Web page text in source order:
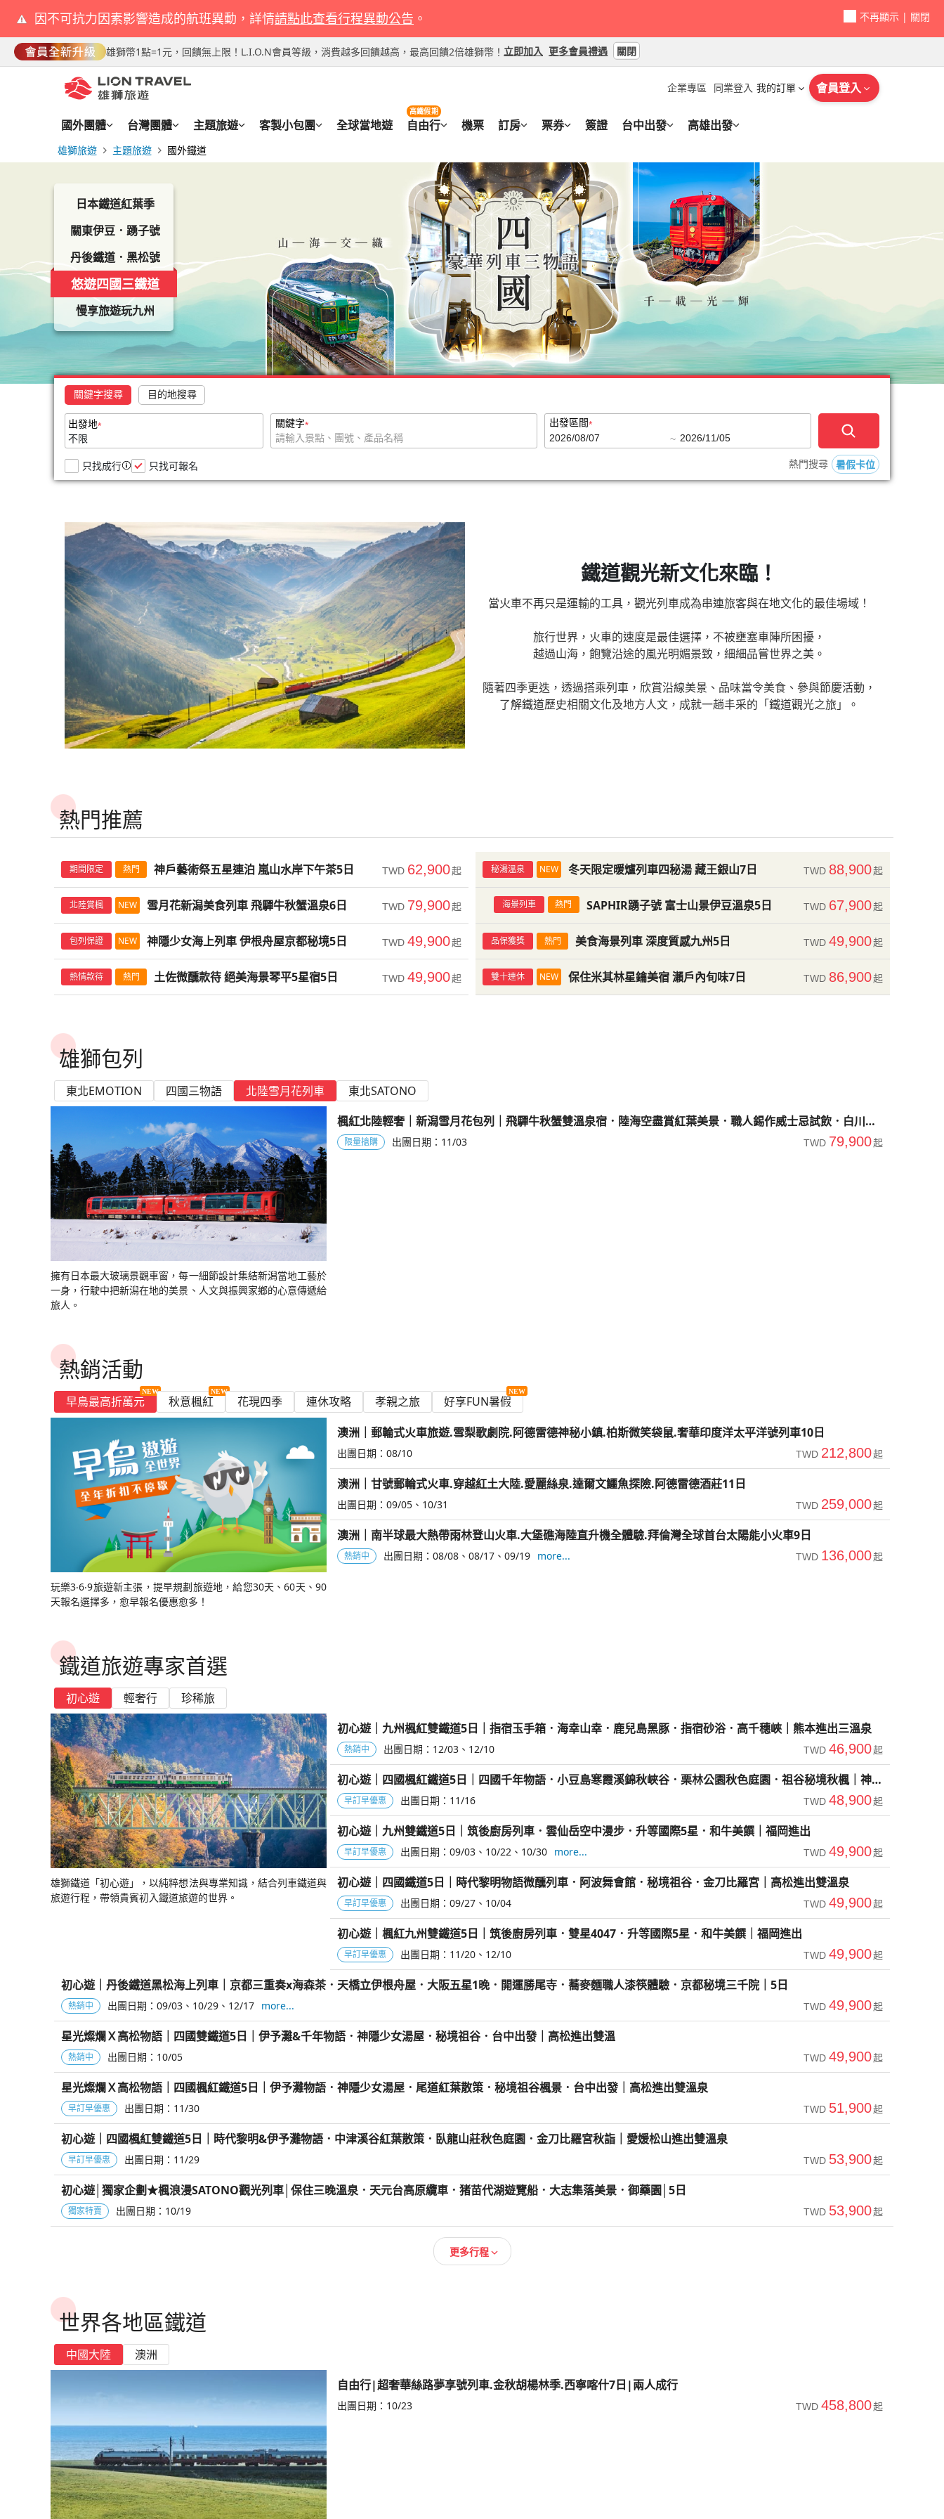
因不可抗力因素影響造成的航班異動，詳情請點此查看行程異動公告 。 不再顯示 | 關閉
雄獅幣1點=1元，回饋無上限！L.I.O.N會員等級，消費越多回饋越高，最高回饋2倍雄獅幣！ 立即加入 更多會員禮遇 關閉
企業專區 同業登入 我的訂單 會員登入
國外團體 台灣團體 主題旅遊 客製小包團 全球當地遊 自由行
高鐵假期
機票 訂房 票券 簽證 台中出發 高雄出發
雄獅旅遊 主題旅遊 國外鐵道
日本鐵道紅葉季
關東伊豆．踴子號
丹後鐵道．黑松號
悠遊四國三鐵道
慢享旅遊玩九州
鐵道觀光新文化來臨！
當火車不再只是運輸的工具，觀光列車成為串連旅客與在地文化的最佳場域！
旅行世界，火車的速度是最佳選擇，不被壅塞車陣所困擾，
越過山海，飽覽沿途的風光明媚景致，細細品嘗世界之美。
隨著四季更迭，透過搭乘列車，欣賞沿線美景、品味當令美食、參與節慶活動，
了解鐵道歷史相關文化及地方人文，成就一趟丰采的「鐵道觀光之旅」。
熱門推薦
期間限定 熱門 神戶藝術祭五星連泊 嵐山水岸下午茶5日 TWD 62,900起 秘湯溫泉 NEW 冬天限定暖爐列車四秘湯 藏王銀山7日 TWD 88,900起
北陸賞楓 NEW 雪月花新潟美食列車 飛驒牛秋蟹溫泉6日 TWD 79,900起 海景列車 熱門 SAPHIR踴子號 富士山景伊豆溫泉5日 TWD 67,900起
包列保證 NEW 神隱少女海上列車 伊根舟屋京都秘境5日 TWD 49,900起 品保獲獎 熱門 美食海景列車 深度質感九州5日 TWD 49,900起
熱情款待 熱門 土佐微醺款待 絕美海景琴平5星宿5日 TWD 49,900起 雙十連休 NEW 保住米其林星鑰美宿 瀨戶內旬味7日 TWD 86,900起
雄獅包列
東北EMOTION 四國三物語 北陸雪月花列車 東北SATONO
初心遊│東北春夏EMOTION餐廳列車企劃│米其林綠
本
TWD64,900
起
初心遊｜四國楓紅鐵道5日｜四國千年物語．小豆島寒霞溪
溫泉
TWD48,900
起
出團日期：
神隱少女湯屋．秘境祖谷．台中出發｜高松進出雙溫
10/05 TWD 49,900
星光燦爛Ｘ高松物語｜四國楓紅鐵道5日｜伊予灘物語．神
隱少女湯屋．尾道紅葉散策．秘境祖谷楓景．台中出發｜高
松進出雙溫泉
早訂早優惠 出團日期： 11/30 TWD51,900
起
初心遊｜四國楓紅雙鐵道5日｜時代黎明&伊予灘物語．中津
溪谷紅葉散策．臥龍山莊秋色庭園．金刀比羅宮秋詣｜愛媛
松山進出雙溫泉
早訂早優惠 出團日期：11/29 TWD 53,900
旅
｜
四
國
三
鐵
6
伊
灘
&
時
代
年
物
語．
NIPPONIA
古
棟．
雲
之
隈
研
吾
美
學
｜
高
松
進
溫
泉
獨家特賣 出團日期：09/26
TWD
78,900
起
珍
稀
旅
四
鐵
道
6
日
｜
予
&
時
代
黎
明
NIPPONIA
古
民
家
棟・
祖
谷
秘
境
楓
紅
｜
高
出
雙
溫
泉
出團日期：
77,900
起
行
四
國
三
鐵
道
時
代
黎
明
&
灘
&
千
年
語．
探
索
祖
谷
秘
境．
隈
研
計
旅
宿．
大
阪
5
星
｜
高
松
進
阪
出
四
溫
早訂早優惠 出團日期：09/27
TWD
83,900
起
珍
稀
旅
雙
鐵
道
7
日
｜
灘
&
千
年
物
語．
大
阪
米
其
林
星
鑰
宿．
女
屋．
黑
牛
美
饌
｜
大
阪
出
五
溫
泉
早訂早優惠 出團日期：10/04
TWD
86,900
起
稀
｜
四
國
雙
楓
紅
7
｜
伊
予
灘
&
時
代
黎
明
物
楓
染
中
津
溪
谷．
金
刀
比
羅
宮．
書
山
千
年
古
星
宿
｜
早訂早優惠 出團日期：11/14
TWD
88,900
起
程
擁有日本最大玻璃景觀車窗，每一細節設計集結新潟當地工藝於
一身，行駛中把新潟在地的美景、人文與振興家鄉的心意傳遞給
旅人。
楓紅北陸輕奢｜新潟雪月花包列｜飛驒牛秋蟹雙溫泉宿．陸海空盡賞紅葉美景．職人錫作威士忌試飲．白川鄉
合掌楓散策．雨晴海岸｜6日
限量搶購 出團日期： 11/03 TWD 79,900起
車窗還是踏出車門，隨之而來是「故鄉的」氣息美景，串起在地
人情、飲食、文化的溫暖邂逅。
初心遊│獨家企劃★楓浪漫SATONO觀光列車│保住
志集落美景．御藥園│5日
TWD53,900
起
城．三景松島│溫泉5日
出團日期：
會津若松．熊野大社．日光鬼怒川．猪苗代湖遊
船．溫泉三鐵道7日
出團日期：10/18 TWD89,900
起
熱銷活動
早鳥最高折萬元 秋意楓紅 花現四季 連休攻略 孝親之旅 好享FUN暑假
玩樂3‧6‧9旅遊新主張，提早規劃旅遊地，給您30天、60天、90
天報名選擇多，愈早報名優惠愈多！
澳洲｜郵輪式火車旅遊.雪梨歌劇院.阿德雷德神秘小鎮.柏斯微笑袋鼠.奢華印度洋太平洋號列車10日
出團日期： 08/10 TWD 212,800起
澳洲｜甘號郵輪式火車.穿越紅土大陸.愛麗絲泉.達爾文鱷魚探險.阿德雷德酒莊11日
出團日期： 09/05 10/31 TWD 259,000起
澳洲｜南半球最大熱帶雨林登山火車.大堡礁海陸直升機全體驗.拜倫灣全球首台太陽能小火車9日
熱銷中 出團日期： 08/08 08/17 09/19 more... TWD 136,000起
初心遊｜九州楓紅雙鐵道5日｜指宿玉手箱．海幸山幸．鹿
12/10 TWD46,900
起
出團日期：
升等國際5星．和牛美饌｜福岡進出
出團日期：11/20 12/10 TWD 49,900
星光燦爛Ｘ高松物語｜四國楓紅鐵道5日｜伊予灘物語．神
隱少女湯屋．尾道紅葉散策．秘境祖谷楓景．台中出發｜高
松進出雙溫泉
早訂早優惠 出團日期： 11/30 TWD51,900
起
初心遊｜四國楓紅雙鐵道5日｜時代黎明&伊予灘物語．中津
溪谷紅葉散策．臥龍山莊秋色庭園．金刀比羅宮秋詣｜愛媛
松山進出雙溫泉
早訂早優惠 出團日期：11/29 TWD 53,900
遊
│
獨
家
企
劃
楓
SATONO
光
列
車
│
溫
泉．
天
元
台
車．
猪
苗
湖
遊
覽
船．
大
志
集
落
美
藥
園
│5
日
獨家特賣 出團日期：10/19
TWD
53,900
起
初
心
遊
東
景
只
見
線
鐵
選
溫
泉
飯
店．
若
松
城．
豬
代
湖
遊
覽
船．
夢
幻
五
色
日
出團日期：
62,900
起
行
東
北
獨
家
★
見
SATONO
觀
光
列
日
本
五
星
宿．
東
北
伊
勢
熊
野
大
社．
會
津
若
松
城．
松
島
│
溫
泉
獨家特賣 出團日期：10/20
TWD
67,900
起
楓
紅
五
｜
志
摩
之
風
｜
犬
山
英
迪
格
萬
豪
宿・
名
花
燈
祭・
限
定
夜
四
季
女
小
屋
松
阪
牛・
勢
溫
泉
｜
早訂早優惠 出團日期：11/16 11/17 11/22 more...
TWD
67,900
起
奢
│
關
東
楓
鐵
道
│
武
SPCIAX
特
急．
米
其
林
三
星
高
山．
日
光
東
照
宮．
寺
湖
遊
船．
渡
良
溪
谷
小
火
泉
日
早訂早優惠 出團日期：10/30 11/13 11/20 more...
TWD
67,900
起
程
初心遊｜楓紅九州雙鐵道5日｜筑後廚房列車．雙星4047．升等國際5星．
早訂早優惠 出團日期：11/20 12/10 TWD49,900起
初心遊｜九州雙鐵道5日｜筑後廚房列車．雲仙岳空中漫步．升等國際5星．
49,900起
星光燦爛Ｘ高松物語｜四國楓紅鐵道5日｜伊予灘物語．神隱少女湯屋．尾
道紅葉散策．秘境祖谷楓景．台中出發｜高松進出雙溫泉
輕奢行│關東伊豆鐵道│豪華列車SAPHIR踴子號．三島天空步道．伊豆全景
公園．神秘堂島天窗洞｜溫泉5日
出團日期：09/08 TWD67,900起
珍稀旅｜四國楓紅雙鐵道6日｜伊予灘&時代黎明物語・NIPPONIA古民家
包棟・祖谷秘境楓紅｜高松進出雙溫泉
早訂早優惠 出團日期： 11/28 TWD77,900起
輕
奢
行
四
三
鐵
7
日
｜
時
代
黎
&
伊
灘
&
千
年
索
谷
秘
境．
隈
設
計
旅
大
阪
國
際
5
星
｜
高
松
進
出
四
泉
早訂早優惠 出團日期： 09/27
TWD
83,900
起
稀
旅
四
國
楓
紅
三
7
日
伊
予
灘
&
明
千
年
物
語．
民
家
包
升
等
國
際
5
星
｜
大
阪
進
雙
溫
泉
早訂早優惠 出團日期：11/14
TWD
88,900
起
珍
稀
旅
｜
雙
鐵
道
7
日
｜
伊
時
代
黎
明
物
楓
紅
溪
小
豆
島
頂
奢
海
景
宿．
隈
設
計
旅
宿．
大
阪
際
5
星
｜
高
松
進
阪
出
雙
溫
早訂早優惠 出團日期：11/29
TWD
92,900
起
心
遊
｜
九
州
楓
紅
5
日
｜
指
宿
幸
山
鹿
兒
島
黑
豚．
指
宿
砂
浴．
穗
峽
｜
熊
本
三
溫
泉
出團日期：12/03 12/10
TWD
46,900
起
初
心
楓
紅
鐵
道
5
千
年
語．
小
豆
島
寒
霞
溪
錦
秋
栗
林
公
園
秋
園．
祖
谷
秘
境
秋
楓
神
戶
進
溫
泉
出團日期：11/16
TWD
48,900
起
初心遊｜四國鐵道5日｜時代黎明物語微醺列車．阿波舞會館．秘境祖谷．
早訂早優惠 出團日期：09/27 10/04 TWD49,900起
初心遊｜九州雙鐵道5日｜筑後廚房列車．雲仙岳空中漫步．升等國際5星．
49,900起
星光燦爛Ｘ高松物語｜四國雙鐵道5日｜伊予灘&千年物語．神隱少女湯
屋．秘境祖谷．台中出發｜高松進出雙溫
初心遊│東北秋楓絕景只見線鐵道│百選溫泉飯店．會津若松城．豬苗代湖
遊覽船．夢幻五色沼│5日
出團日期：10/08 11/04 TWD62,900起
關西輕奢行｜奈良青丹吉｜神戶六甲與藝術相遇．嵐山水鏡下午茶．京都千
手觀音三十三間堂．世界遺產枯山水．大阪國際五星連泊｜5日
熱銷中 出團日期：09/06 09/08 09/13 more... TWD59,900起
🏆
國
際
旅
｜
輕
行
｜
關
西
近
鐵
鐵
道
JW
萬
豪．
最
神
社．
侘
寂
古
寺．
露
台．
海
小
屋．
和
牛
溫
泉
｜
6
日
熱銷中 出團日期： 10/25 10/29 more...
TWD
69,900
起
稀
旅
四
國
三
鐵
道
｜
伊
灘
&
時
代
千
物
語．
NIPPONIA
古
包
棟．
雲
上
隈
研
吾
美
學
｜
高
松
進
雙
溫
泉
獨家特賣 出團日期：09/26
TWD
78,900
起
輕
奢
行
｜
三
鐵
道
7
日
｜
時
&
伊
予
灘
&
語．
探
索
谷
秘
境．
隈
研
吾
設
計
旅
阪
國
際
5
星
｜
松
進
大
阪
出
四
溫
早訂早優惠 出團日期：09/27
TWD
83,900
起
稀
旅
｜
四
國
雙
鐵
｜
伊
予
灘
&
語．
大
阪
其
林
星
鑰
宿．
神
隱
少
女
黑
毛
和
牛
美
大
阪
進
出
五
溫
泉
早訂早優惠 出團日期：10/04
TWD
86,900
起
初心遊｜九州楓紅雙鐵道5日｜指宿玉手箱．海幸山幸．鹿兒島黑豚．指宿
熱銷中 出團日期：12/03 12/10 TWD46,900起
初心遊｜四國楓紅鐵道5日｜四國千年物語．小豆島寒霞溪錦秋峽谷．栗林
48,900起
初心遊｜九州雙鐵道5日｜筑後廚房列車．雲仙岳空中漫步．升等國際5星．
和牛美饌｜福岡進出
初心遊｜四國鐵道5日｜時代黎明物語微醺列車．阿波舞會館．秘境祖谷．
金刀比羅宮｜高松進出雙溫泉
出團日期：09/27 10/04 TWD49,900起
初心遊｜楓紅九州雙鐵道5日｜筑後廚房列車．雙星4047．升等國際5星．
和牛美饌｜福岡進出
早訂早優惠 出團日期： 12/10 TWD49,900起
星
光
燦
Ｘ
松
物
｜
四
國
雙
鐵
道
日
｜
予
灘
&
千
神
少
女
湯
屋．
祖
谷．
台
出
發
｜
高
松
進
出
雙
溫
熱銷中 出團日期： 10/05
TWD
49,900
起
光
燦
Ｘ
高
松
物
語
國
楓
鐵
道
5
日
灘
語．
神
隱
少
屋．
尾
道
葉
散
策．
秘
境
祖
谷
楓
景．
台
出
發
｜
高
松
進
雙
溫
泉
早訂早優惠 出團日期：11/30
TWD
51,900
起
初
心
遊
│
企
劃
★
楓
浪
漫
SATONO
車
│
保
住
三
天
元
台
原
纜
車．
猪
苗
代
湖
遊
覽
志
集
落
美
景．
御
園
│5
日
出團日期：10/19
TWD
53,900
起
心
遊
｜
四
國
楓
紅
5
日
｜
時
代
予
灘
語．
中
津
溪
谷
紅
葉
散
策．
山
莊
秋
色
庭
刀
比
羅
宮
秋
詣
｜
媛
松
山
進
雙
溫
泉
早訂早優惠 出團日期：11/29
TWD
53,900
起
初
心
在
地
列
車
企
號
觀
列
車．
十
二
湖
青
池．
由
利
鐵
道．
銀
山
溫
居
倉
庫．
溫
泉
雙
鐵
5
日
熱銷中 出團日期：09/18
TWD
59,900
起
初心遊｜四國鐵道5日｜時代黎明物語微醺列車．阿波舞會館．秘境祖谷．
早訂早優惠 出團日期：09/27 10/04 TWD49,900起
初心遊｜九州雙鐵道5日｜筑後廚房列車．雲仙岳空中漫步．升等國際5星．
49,900起
星光燦爛Ｘ高松物語｜四國雙鐵道5日｜伊予灘&千年物語．神隱少女湯
屋．秘境祖谷．台中出發｜高松進出雙溫
初心遊｜丹後鐵道黑松海上列車｜京都三重奏x海森茶．天橋立伊根舟屋．
大阪五星1晚．開運勝尾寺．蕎麥麵職人漆筷體驗．京都秘境三千院｜5日
出團日期：09/03 10/29 12/17 more... TWD49,900起
初心遊│東北在地列車企劃│白神號觀光列車．十二湖青池．由利高原鐵
道．銀山溫泉．山居倉庫．溫泉雙鐵道5日
熱銷中 出團日期：09/18 TWD59,900起
初
心
遊
東
春
夏
EMOTION
餐
廳
列
車
企
劃
米
其
綠
色
指
南
溪
流．
十
和
田
湖．
遺
產
中
寺．
日
本
早訂早優惠 出團日期： 09/12
TWD
64,900
起
西
輕
行
｜
奈
良
青
｜
神
六
甲
與
藝
遇．
嵐
水
鏡
下
午
都
千
手
音
三
十
三
間
堂．
世
界
遺
產
山
水．
大
阪
國
際
星
連
泊
｜
5
日
熱銷中 出團日期：09/06 09/08
TWD
59,900
起
🏆
國
際
金
｜
輕
奢
行
｜
關
西
鐵
道
｜
JW
萬
心
願
神
侘
寂
古
寺．
天
空
露
台．
海
屋．
和
牛
溫
泉
｜
日
早訂早優惠 出團日期：10/25
TWD
69,900
起
稀
旅
｜
四
國
三
鐵
｜
伊
予
灘
&
&
千
物
語．
NIPPONIA
古
民
家
包
棟．
雲
隈
研
吾
美
學
松
進
出
雙
溫
泉
早訂早優惠 出團日期：09/26
TWD
78,900
起
輕
奢
三
鐵
道
7
日
明
&
予
灘
&
千
年
物
語．
探
索
秘
境．
隈
研
吾
旅
宿．
大
阪
國
際
5
｜
高
松
阪
出
四
溫
泉
早訂早優惠 出團日期： 09/27
TWD
83,900
起
鐵道旅遊專家首選
初心遊 輕奢行 珍稀旅
雄獅鐵道「初心遊」，以純粹想法與專業知識，結合列車鐵道與
旅遊行程，帶領貴賓初入鐵道旅遊的世界。
初心遊｜九州楓紅雙鐵道5日｜指宿玉手箱．海幸山幸．鹿兒島黑豚．指宿砂浴．高千穗峽｜熊本進出三溫泉
熱銷中 出團日期： 12/03 12/10 TWD 46,900起
初心遊｜四國楓紅鐵道5日｜四國千年物語．小豆島寒霞溪錦秋峽谷．栗林公園秋色庭園．祖谷秘境秋楓｜神戶
進出雙溫泉
早訂早優惠 出團日期： 11/16 TWD 48,900起
初心遊｜九州雙鐵道5日｜筑後廚房列車．雲仙岳空中漫步．升等國際5星．和牛美饌｜福岡進出
早訂早優惠 出團日期： 09/03 10/22 10/30 more... TWD 49,900起
初心遊｜四國鐵道5日｜時代黎明物語微醺列車．阿波舞會館．秘境祖谷．金刀比羅宮｜高松進出雙溫泉
早訂早優惠 出團日期： 09/27 10/04 TWD 49,900起
初心遊｜楓紅九州雙鐵道5日｜筑後廚房列車．雙星4047．升等國際5星．和牛美饌｜福岡進出
早訂早優惠 出團日期： 11/20 12/10 TWD 49,900起
初心遊｜丹後鐵道黑松海上列車｜京都三重奏x海森茶．天橋立伊根舟屋．大阪五星1晚．開運勝尾寺．蕎麥麵職人漆筷體驗．京都秘境三千院｜5日
熱銷中 出團日期： 09/03 10/29 12/17 more... TWD 49,900起
星光燦爛Ｘ高松物語｜四國雙鐵道5日｜伊予灘&千年物語．神隱少女湯屋．秘境祖谷．台中出發｜高松進出雙溫
熱銷中 出團日期： 10/05 TWD 49,900起
星光燦爛Ｘ高松物語｜四國楓紅鐵道5日｜伊予灘物語．神隱少女湯屋．尾道紅葉散策．秘境祖谷楓景．台中出發｜高松進出雙溫泉
早訂早優惠 出團日期： 11/30 TWD 51,900起
初心遊｜四國楓紅雙鐵道5日｜時代黎明&伊予灘物語．中津溪谷紅葉散策．臥龍山莊秋色庭園．金刀比羅宮秋詣｜愛媛松山進出雙溫泉
早訂早優惠 出團日期： 11/29 TWD 53,900起
初心遊│獨家企劃★楓浪漫SATONO觀光列車│保住三晚溫泉．天元台高原纜車．猪苗代湖遊覽船．大志集落美景．御藥園│5日
獨家特賣 出團日期： 10/19 TWD 53,900起
更多行程
關西輕奢行｜奈良青丹吉｜神戶六甲與藝術相遇．嵐山水鏡下午茶．京
熱銷中 出團日期：09/06 09/08 09/13 more... TWD59,900起
輕奢行｜山陰山陽雙鐵道｜神話甜點海景列車｜三晚溫泉．神勝寺美學
65,900起
🏆國際金旅獎｜輕奢行｜關西近鐵雙鐵道｜JW萬豪．最強心願神社．侘
寂古寺．天空露台．海女小屋．和牛溫泉｜6日
輕奢行│關東伊豆鐵道│豪華列車SAPHIR踴子號．三島天空步道．伊豆
全景公園．神秘堂島天窗洞｜溫泉5日
出團日期：09/08 TWD67,900起
輕奢行│東北獨家★浪漫只見SATONO觀光列車│日本五星之宿．東北伊
勢熊野大社．福島會津若松城．三景松島│溫泉5日
獨家特賣 出團日期：10/20 TWD67,900起
楓
紅
五
輕
｜
志
之
風
｜
保
住
犬
英
迪
萬
豪
宿・
名
限
香
嵐
溪
夜
季
櫻・
海
小
屋
松
阪
牛・
伊
勢
溫
泉
｜
早訂早優惠 出團日期： 11/16 11/22 more...
TWD
67,900
起
奢
行
關
東
楓
紅
雙
│
東
SPCIAX
特
急．
米
星
尾
山．
日
光
宮．
中
禪
湖
遊
船．
渡
良
瀨
溪
谷
小
火
│
溫
泉
5
日
早訂早優惠 出團日期：10/30
TWD
67,900
起
輕
奢
行
│
雙
鐵
道
6
日
│
長
錢
列
車．
兩
晚
星．
大
井
鐵
道
湖
上
秘
境．
川
越
小
靜
岡
抹
茶
體
驗．
泉
雅
宿
│
東
京
進
古
屋
出
熱銷中 出團日期：10/03 11/25
TWD
75,900
起
紅
北
陸
輕
奢
｜
新
花
包
列
｜
飛
雙
溫
宿．
陸
海
空
盡
賞
紅
葉
美
人
錫
作
威
士
飲．
白
川
鄉
合
掌
楓
策．
雨
晴
海
｜
6
日
限量搶購 出團日期：11/03
TWD
79,900
起
輕
奢
三
鐵
道
7
日
明
&
予
灘
&
千
年
物
語．
探
索
秘
境．
隈
研
吾
旅
宿．
大
阪
國
際
5
｜
高
松
阪
出
四
溫
泉
早訂早優惠 出團日期： 09/27
TWD
83,900
起
楓紅星鑰珍稀旅獨家首發｜近鐵最新LesSaveurs志摩味覺列車｜保住米其
學宿｜5日
獨家特賣 出團日期：11/13 11/14 11/16 more... TWD72,900起
珍稀旅｜四國三鐵道6日｜伊予灘&時代黎明&千年物語．NIPPONIA古民家
78,900起
珍稀旅｜四國楓紅雙鐵道6日｜伊予灘&時代黎明物語・NIPPONIA古民家
包棟・祖谷秘境楓紅｜高松進出雙溫泉
楓紅米其林珍稀旅｜關西雙鐵道｜JW萬豪星鑰宿2連泊・名花燈祭雙夜楓・
宅邸庭園饗宴・絕美倒映長谷寺・志摩溫泉｜6日
出團日期：11/19 11/20 11/21 more... TWD79,900起
珍稀旅│東北北海道五鐵道四秘湯│冬季藏王纜車．銀山溫泉．暖爐列車烤
魷魚．JR五能線海岸列車．百萬夜景
早訂早優惠 出團日期： 09/15 10/13 11/10 more... TWD84,900起
珍
稀
旅
四
雙
鐵
7
日
｜
伊
予
灘
千
年
語．
大
阪
米
鑰
宿．
神
隱
少
女
黑
毛
和
美
饌
｜
大
阪
進
出
五
溫
泉
早訂早優惠 出團日期： 10/04
TWD
86,900
起
稀
旅
四
國
雙
鐵
道
7
日
伊
予
灘
&
明
語．
楓
染
中
谷．
秋
詣
刀
比
羅
宮．
書
寫
山
千
年
古
大
阪
星
鑰
宿
｜
阪
進
出
四
溫
泉
早訂早優惠 出團日期：11/14
TWD
88,900
起
珍
稀
旅
｜
楓
紅
三
鐵
道
7
日
灘
&
時
代
黎
年
物
語．
古
民
家
包
棟．
升
等
國
際
｜
大
阪
進
出
雙
泉
早訂早優惠 出團日期：11/14
TWD
88,900
起
稀
旅
│
東
北
賞
楓
劃
★
只
見
線
會
津
松．
熊
野
大
社．
日
光
鬼
怒
苗
代
湖
遊
船．
三
鐵
道
7
日
獨家特賣 出團日期：10/18
TWD
89,900
起
珍
稀
雙
鐵
道
7
日
&
時
黎
明
物
語．
絕
美
楓
紅
溪
豆
島
頂
奢
海
隈
研
吾
設
計
旅
宿．
阪
國
際
｜
高
松
進
大
早訂早優惠 出團日期： 11/29
TWD
92,900
起
世界各地區鐵道
中國大陸
澳洲
自由行|超奢華絲路夢享號列車.金秋胡楊林季.西寧喀什7日|兩人成行
出團日期： 10/23 TWD 458,800起
澳洲｜甘號郵輪式火車.穿越紅土大陸.愛麗絲泉.達爾文鱷魚探
TWD259,000
08/10
驗.拜倫灣全球首台太陽能小火車9日
08/17 09/19 more... TWD 136,000
歷史的軌跡。窗外是不斷變換的富士山畫卷—"富士View特急"
— 窗外是不斷變換的富士山畫卷。"伊豆藍寶石舞孃號" —探索
伊豆半島的魔法之旅，體驗奢華魅力與自然和諧。
輕奢行│關東伊豆鐵道│豪華列車SAPHIR踴子號．三島天空步道．伊豆全景
熱銷中 出團日期：09/08 TWD67,900起
輕奢行│關東楓紅雙鐵道│東武SPCIAX特急．米其林三星高尾山．日光東照
67,900起
輕奢行│關東雙鐵道6日│長野六文錢列車．兩晚國際五星．大井川鐵道湖上
秘境．川越小江戶．靜岡抹茶體驗．溫泉雅宿│東京進名古屋出
海號" 飽覽奧能登海洋與道地日本鄉村風光美景。在移動美術館
列車"瑰麗山海號列車"上享受美食微醺時刻。
🏆國際金旅獎｜輕奢行｜關西近鐵雙鐵道｜JW萬豪．最強心願神社．侘寂
熱銷中 出團日期：10/25 10/29 11/02 more... TWD69,900起
楓紅五星輕奢｜志摩之風｜保住犬山英迪格萬豪宿・名花燈祭・限定香嵐溪
67,900起
楓紅星鑰珍稀旅獨家首發｜近鐵最新LesSaveurs志摩味覺列車｜保住米其
林星鑰2晚・比叡山千年楓紅・秋蟹和牛・秘境三千楓・VISON私人露台美
輕奢行│關東雙鐵道6日│長野六文錢列車．兩晚國際五星．大井川鐵道湖上
秘境．川越小江戶．靜岡抹茶體驗．溫泉雅宿│東京進名古屋出
出團日期：10/03 11/25 12/05 more... TWD75,900起
楓紅米其林珍稀旅｜關西雙鐵道｜JW萬豪星鑰宿2連泊・名花燈祭雙夜楓・
宅邸庭園饗宴・絕美倒映長谷寺・志摩溫泉｜6日
熱銷中 出團日期：11/19 11/20 11/21 more... TWD79,900起
楓
紅
北
輕
｜
新
雪
月
花
包
列
｜
驒
牛
蟹
雙
溫
泉
宿．
空
賞
紅
葉
美
人
錫
作
士
忌
試
飲．
白
川
鄉
合
掌
楓
雨
晴
岸
｜
限量搶購 出團日期： 11/03
TWD
79,900
起
多
旅。徜徉在高貴古都文化氛圍的"青丹吉"，一秒穿越1300年前
的奈良時代。日本原生神話列車"天地"，讓您發現山陰獨有古老
而嶄新的日本之美。
初心遊｜丹後鐵道黑松海上列車｜京都三重奏x海森茶．天橋立伊根舟屋．
限量搶購 出團日期：09/03 10/29 12/17 more... TWD49,900起
關西輕奢行｜奈良青丹吉｜神戶六甲與藝術相遇．嵐山水鏡下午茶．京都千
59,900起
輕奢行｜山陰山陽雙鐵道｜神話甜點海景列車｜三晚溫泉．神勝寺美學禪
庭．下瀨美術館．主廚鐵板燒．廣島宮島6日
楓紅五星輕奢｜志摩之風｜保住犬山英迪格萬豪宿・名花燈祭・限定香嵐溪
夜楓四季櫻・海女小屋松阪牛・伊勢溫泉｜5日
出團日期：11/16 11/17 11/22 more... TWD67,900起
🏆國際金旅獎｜輕奢行｜關西近鐵雙鐵道｜JW萬豪．最強心願神社．侘寂
古寺．天空露台．海女小屋．和牛溫泉｜6日
早訂早優惠 出團日期： 10/25 10/29 11/02 more... TWD69,900起
楓
紅
星
珍
旅
獨
首
發
｜
近
鐵
最
LesSaveurs
志
味
覺
列
車
米
林
星
鑰
2
叡
山
千
楓
紅・
秋
蟹
和
牛・
秘
境
三
千
私
人
台
美
｜
5
日
獨家特賣 出團日期： 11/13 more...
TWD
72,900
起
紅
米
林
珍
稀
旅
｜
雙
鐵
｜
JW
萬
豪
2
泊・
名
花
燈
夜
楓・
宅
庭
園
饗
宴・
絕
美
倒
映
長
谷
志
摩
溫
泉
｜
6
熱銷中 出團日期：11/19 11/20
TWD
79,900
起
程
時代黎明物語」。這些列車以絕佳沿途景色和嚴選當地食材製作
而成的美食，讓遊客體驗充滿四國魅力的熱情款待!
初心遊｜四國楓紅鐵道5日｜四國千年物語．小豆島寒霞溪
溫泉
TWD48,900
起
出團日期：
神隱少女湯屋．秘境祖谷．台中出發｜高松進出雙溫
10/05 TWD 49,900
星光燦爛Ｘ高松物語｜四國楓紅鐵道5日｜伊予灘物語．神
隱少女湯屋．尾道紅葉散策．秘境祖谷楓景．台中出發｜高
松進出雙溫泉
早訂早優惠 出團日期： 11/30 TWD51,900
起
初心遊｜四國楓紅雙鐵道5日｜時代黎明&伊予灘物語．中津
溪谷紅葉散策．臥龍山莊秋色庭園．金刀比羅宮秋詣｜愛媛
松山進出雙溫泉
早訂早優惠 出團日期：11/29 TWD 53,900
旅
｜
四
國
三
鐵
6
伊
灘
&
時
代
年
物
語．
NIPPONIA
古
棟．
雲
之
隈
研
吾
美
學
｜
高
松
進
溫
泉
獨家特賣 出團日期：09/26
TWD
78,900
起
珍
稀
旅
四
鐵
道
6
日
｜
予
&
時
代
黎
明
NIPPONIA
古
民
家
棟・
祖
谷
秘
境
楓
紅
｜
高
出
雙
溫
泉
出團日期：
77,900
起
行
四
國
三
鐵
道
時
代
黎
明
&
灘
&
千
年
語．
探
索
祖
谷
秘
境．
隈
研
計
旅
宿．
大
阪
5
星
｜
高
松
進
阪
出
四
溫
早訂早優惠 出團日期：09/27
TWD
83,900
起
珍
稀
旅
雙
鐵
道
7
日
｜
灘
&
千
年
物
語．
大
阪
米
其
林
星
鑰
宿．
女
屋．
黑
牛
美
饌
｜
大
阪
出
五
溫
泉
早訂早優惠 出團日期：10/04
TWD
86,900
起
稀
｜
四
國
雙
楓
紅
7
｜
伊
予
灘
&
時
代
黎
明
物
楓
染
中
津
溪
谷．
金
刀
比
羅
宮．
書
山
千
年
古
星
宿
｜
早訂早優惠 出團日期：11/14
TWD
88,900
起
程
初心遊｜九州楓紅雙鐵道5日｜指宿玉手箱．海幸山幸．鹿兒島黑豚．指
早訂早優惠 出團日期：12/03 12/10 TWD46,900起
初心遊｜九州雙鐵道5日｜筑後廚房列車．雲仙岳空中漫步．升等國際5
49,900起
初心遊｜楓紅九州雙鐵道5日｜筑後廚房列車．雙星4047．升等國際5
星．和牛美饌｜福岡進出